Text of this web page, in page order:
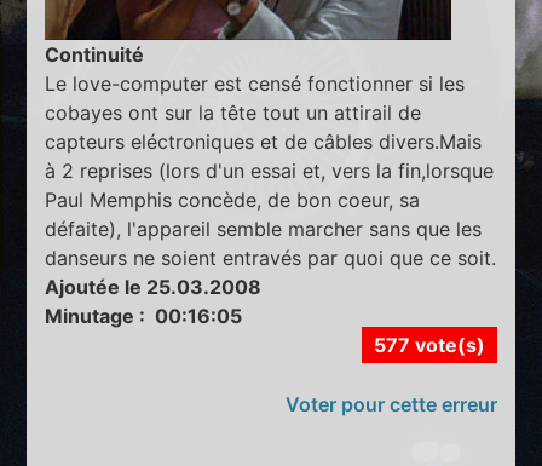
Continuité
Le love-computer est censé fonctionner si les
cobayes ont sur la tête tout un attirail de
capteurs eléctroniques et de câbles divers.Mais
à 2 reprises (lors d'un essai et, vers la fin,lorsque
Paul Memphis concède, de bon coeur, sa
défaite), l'appareil semble marcher sans que les
danseurs ne soient entravés par quoi que ce soit.
Ajoutée le 25.03.2008
Minutage : 00:16:05
577 vote(s)
Voter pour cette erreur